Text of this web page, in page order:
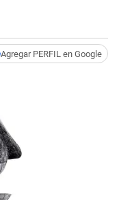
Agregar PERFIL en Google